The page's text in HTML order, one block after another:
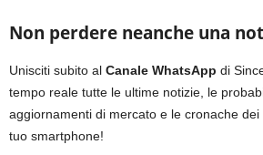
Non perdere neanche una
Unisciti subito al Canale WhatsApp di
tempo reale tutte le ultime notizie, le
aggiornamenti di mercato e le cronache
tuo smartphone!